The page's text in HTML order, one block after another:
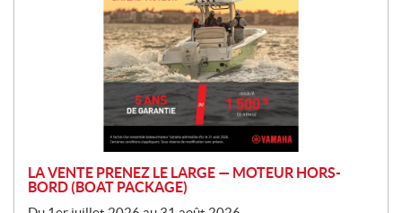
LA VENTE PRENEZ LE LARGE — MOTEUR HORS-
BORD (BOAT PACKAGE)